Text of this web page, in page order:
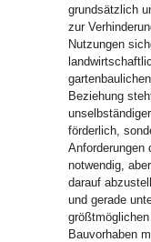
grundsätzlich
zur
Nutzungen
Beziehung
förderlich,
Anforderungen
notwendig,
darauf
und gerade
Bauvorhaben